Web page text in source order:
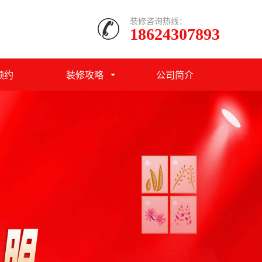
装修咨询热线：
18624307893
约 装修攻略 公司简介